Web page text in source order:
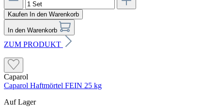
Kaufen In den Warenkorb
In den Warenkorb
ZUM PRODUKT
Caparol
Caparol Haftmörtel FEIN 25 kg
Auf Lager